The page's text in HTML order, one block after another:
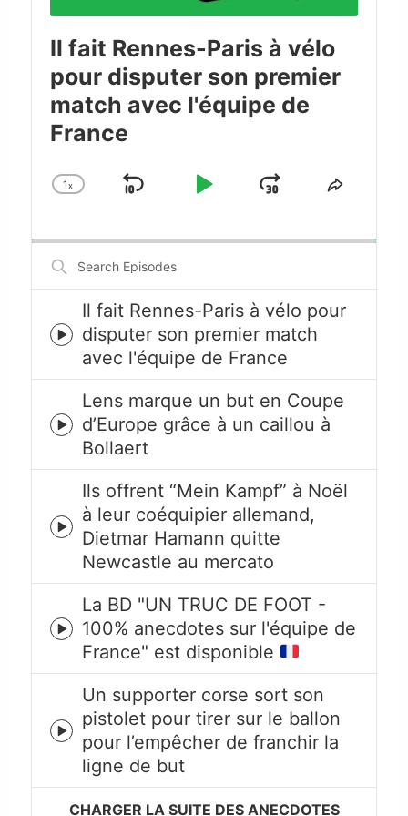
Il fait Rennes-Paris à vélo
pour disputer son premier
match avec l'équipe de
France
Change
1x
Skip
Play
JumpShare
Search
Episodes
Episode
play
icon
Il fait Rennes-Paris à vélo pour
disputer son premier match
avec l'équipe de France
Episode
play
icon
Lens marque un but en Coupe
d’Europe grâce à un caillou à
Bollaert
Episode
play
icon
Ils offrent “Mein Kampf” à Noël
à leur coéquipier allemand,
Dietmar Hamann quitte
Newcastle au mercato
Episode
play
icon
La BD "UN TRUC DE FOOT -
100% anecdotes sur l'équipe de
France" est disponible
Episode
play
icon
Un supporter corse sort son
pistolet pour tirer sur le ballon
pour l’empêcher de franchir la
ligne de but